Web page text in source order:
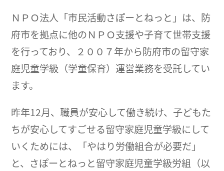
ＮＰＯ法人「市民活動さぽーとねっと」は、防
府市を拠点に他のＮＰＯ支援や子育て世帯支援
を行っており、２００７年から防府市の留守家
庭児童学級（学童保育）運営業務を受託してい
ます。
昨年12月、職員が安心して働き続け、子どもた
ちが安心してすごせる留守家庭児童学級にして
いくためには、「やはり労働組合が必要だ」
と、さぽーとねっと留守家庭児童学級労組（以